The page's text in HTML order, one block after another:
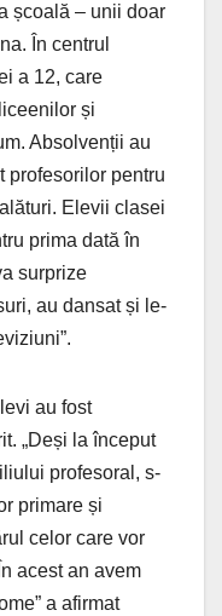
școală – unii doar
În centrul
a 12, care
și
Absolvenții au
profesorilor pentru
Elevii clasei
prima dată în
surprize
au dansat și le-
au fost
„Deși la început
profesoral, s-
primare și
celor care vor
acest an avem
a afirmat